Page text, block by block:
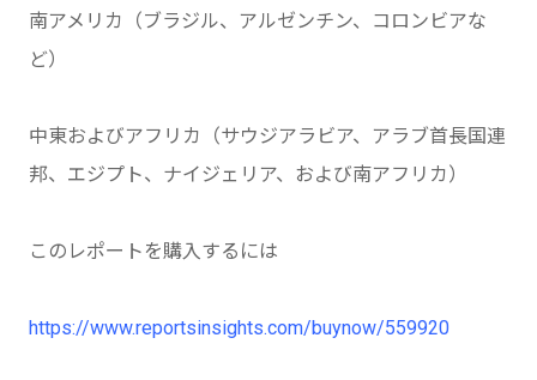
南アメリカ（ブラジル、アルゼンチン、コロンビアな
ど）
中東およびアフリカ（サウジアラビア、アラブ首長国連
邦、エジプト、ナイジェリア、および南アフリカ）
このレポートを購入するには
https://www.reportsinsights.com/buynow/559920